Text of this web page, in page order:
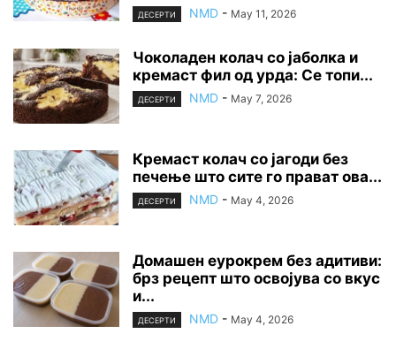
ДЕСЕРТИ NMD - May 11, 2026
Чоколаден колач со јаболка и
кремаст фил од урда: Се топи...
ДЕСЕРТИ NMD - May 7, 2026
Кремаст колач со јагоди без
печење што сите го прават ова...
ДЕСЕРТИ NMD - May 4, 2026
Домашен еурокрем без адитиви:
брз рецепт што освојува со вкус
и...
ДЕСЕРТИ NMD - May 4, 2026